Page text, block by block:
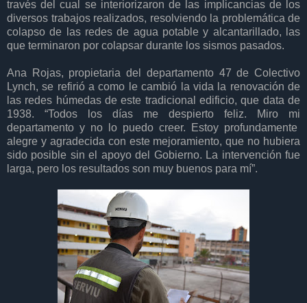
través del cual se interiorizaron de las implicancias de los
diversos trabajos realizados, resolviendo la problemática de
colapso de las redes de agua potable y alcantarillado, las
que terminaron por colapsar durante los sismos pasados.
Ana Rojas, propietaria del departamento 47 de Colectivo
Lynch, se refirió a como le cambió la vida la renovación de
las redes húmedas de este tradicional edificio, que data de
1938. “Todos los días me despierto feliz. Miro mi
departamento y no lo puedo creer. Estoy profundamente
alegre y agradecida con este mejoramiento, que no hubiera
sido posible sin el apoyo del Gobierno. La intervención fue
larga, pero los resultados son muy buenos para mí”.